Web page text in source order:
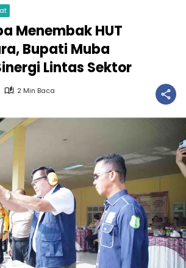
Menembak HUT
Bupati Muba
Lintas Sektor
2 Min Baca